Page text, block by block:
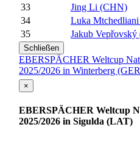
33
Jing Li (CHN)
34
Luka
35
Jakub
Schließen
EBERSPÄCHER Weltcup
2025/2026 in Winterberg
×
EBERSPÄCHER Weltcup
2025/2026 in Sigulda (LAT)